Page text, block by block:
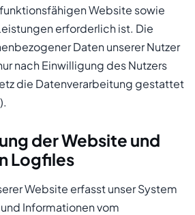
Website sowie
erforderlich ist. Die
Daten unserer Nutzer
nach Einwilligung des Nutzers
die Datenverarbeitung gestattet
der Website und
Logfiles
Website erfasst unser System
Informationen vom